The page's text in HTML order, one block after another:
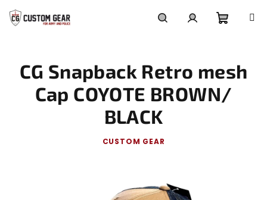
content
cart
CG Snapback Retro mesh
Cap COYOTE BROWN/
BLACK
CUSTOM GEAR